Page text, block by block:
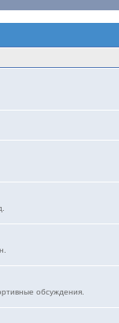
обсуждения.